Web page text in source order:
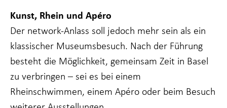
Kunst, Rhein und Apéro
Der network-Anlass soll jedoch mehr sein als ein
klassischer Museumsbesuch. Nach der Führung
besteht die Möglichkeit, gemeinsam Zeit in Basel
zu verbringen – sei es bei einem
Rheinschwimmen, einem Apéro oder beim Besuch